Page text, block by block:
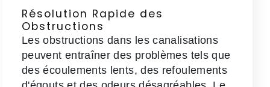
Résolution Rapide des
Obstructions
Les obstructions dans les canalisations
peuvent entraîner des problèmes tels que
des écoulements lents, des refoulements